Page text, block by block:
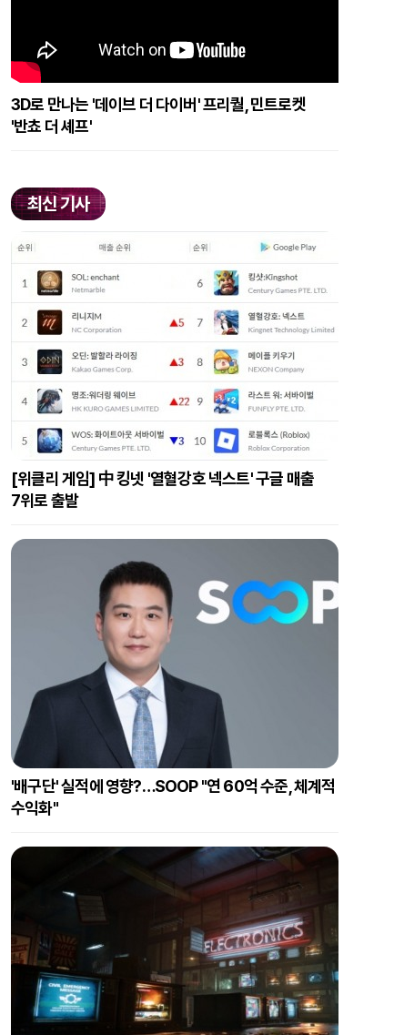
3D로 만나는 '데이브 더 다이버' 프리퀄, 민트로켓
'반쵸 더 셰프'
최신 기사
[위클리 게임] 中 킹넷 '열혈강호 넥스트' 구글 매출
7위로 출발
'배구단' 실적에 영향?…SOOP "연 60억 수준, 체계적
수익화"